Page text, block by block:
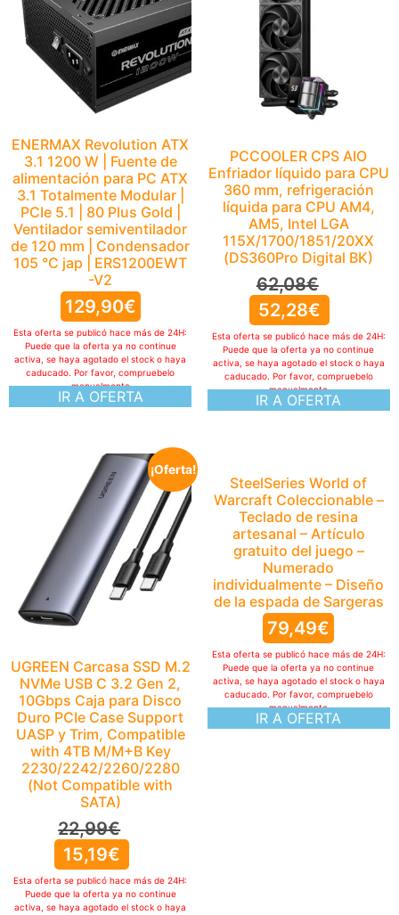
ENERMAX Revolution ATX
3.1 1200 W | Fuente de
alimentación para PC ATX
3.1 Totalmente Modular |
PCIe 5.1 | 80 Plus Gold |
Ventilador semiventilador
de 120 mm | Condensador
105 °C jap | ERS1200EWT
-V2
129,90€
IR A OFERTA
Esta oferta se publicó hace más de 24H:
Puede que la oferta ya no continue
activa, se haya agotado el stock o haya
caducado. Por favor, compruebelo
manualmente
PCCOOLER CPS AIO
Enfriador líquido para CPU
360 mm, refrigeración
líquida para CPU AM4,
AM5, Intel LGA
115X/1700/1851/20XX
(DS360Pro Digital BK)
62,08€
52,28€
IR A OFERTA
Esta oferta se publicó hace más de 24H:
Puede que la oferta ya no continue
activa, se haya agotado el stock o haya
caducado. Por favor, compruebelo
manualmente
¡Oferta!
UGREEN Carcasa SSD M.2
NVMe USB C 3.2 Gen 2,
10Gbps Caja para Disco
Duro PCIe Case Support
UASP y Trim, Compatible
with 4TB M/M+B Key
2230/2242/2260/2280
(Not Compatible with
SATA)
22,99€
15,19€
Esta oferta se publicó hace más de 24H:
Puede que la oferta ya no continue
activa, se haya agotado el stock o haya
SteelSeries World of
Warcraft Coleccionable –
Teclado de resina
artesanal – Artículo
gratuito del juego –
Numerado
individualmente – Diseño
de la espada de Sargeras
79,49€
IR A OFERTA
Esta oferta se publicó hace más de 24H:
Puede que la oferta ya no continue
activa, se haya agotado el stock o haya
caducado. Por favor, compruebelo
manualmente